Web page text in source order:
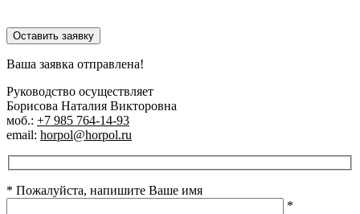
Оставить заявку
Ваша заявка отправлена!
Руководство осуществляет
Борисова Наталия Викторовна
моб.: +7 985 764-14-93
email: horpol@horpol.ru
* Пожалуйста, напишите Ваше имя
*